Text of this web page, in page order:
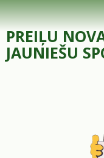
PREIĻU
JAUNIEŠU